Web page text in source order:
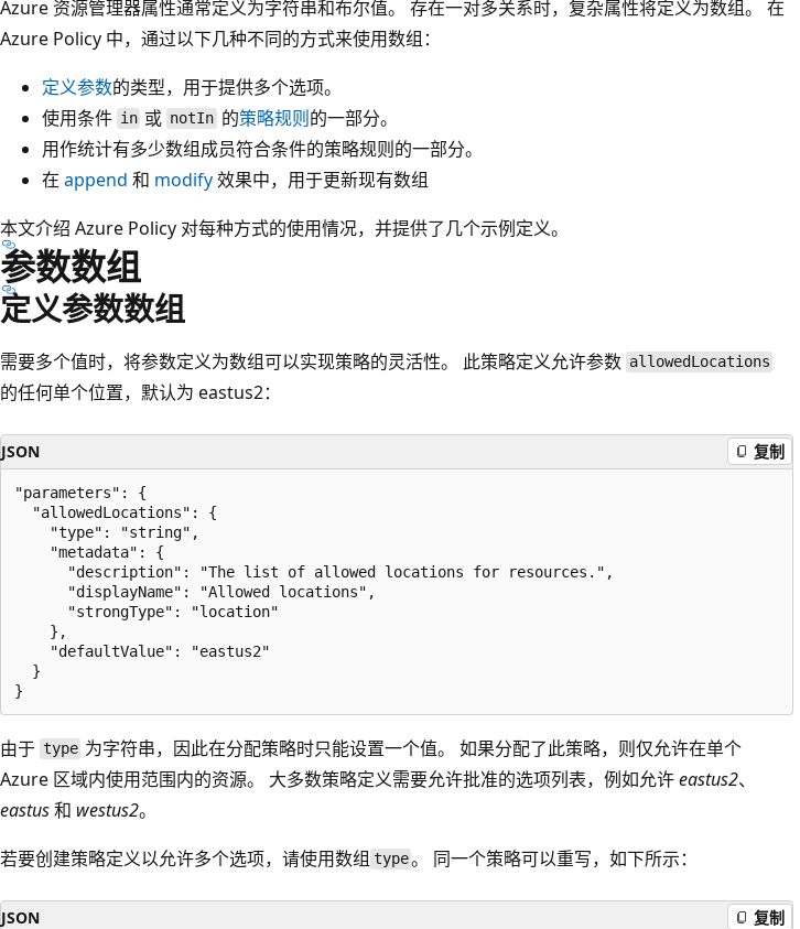
Azure 资源管理器属性通常定义为字符串和布尔值。 存在一对多关系时，复杂属性将定义为数组。 在
Azure Policy 中，通过以下几种不同的方式来使用数组：
定义参数的类型，用于提供多个选项。
使用条件 in 或 notIn的策略规则的一部分。
用作统计有多少数组成员符合条件的策略规则的一部分。
在 append 和 modify效果中，用于更新现有数组
本文介绍 Azure Policy 对每种方式的使用情况，并提供了几个示例定义。
参数数组
定义参数数组
需要多个值时，将参数定义为数组可以实现策略的灵活性。 此策略定义允许参数 allowedLocations
的任何单个位置，默认为 eastus2：
JSON 复制
"parameters": {
  "allowedLocations": {
    "type": "string",
    "metadata": {
      "description": "The list of allowed locations for resources.",
      "displayName": "Allowed locations",
      "strongType": "location"
    },
    "defaultValue": "eastus2"
  }
由于 type 为字符串，因此在分配策略时只能设置一个值。
如果分配了此策略，则仅允许在单个
Azure 区域内使用范围内的资源。 大多数策略定义需要允许批准的选项列表，例如允许eastus2、
eastus和 westus2。
若要创建策略定义以允许多个选项，请使用数组 type。 同一个策略可以重写，如下所示：
JSON 复制